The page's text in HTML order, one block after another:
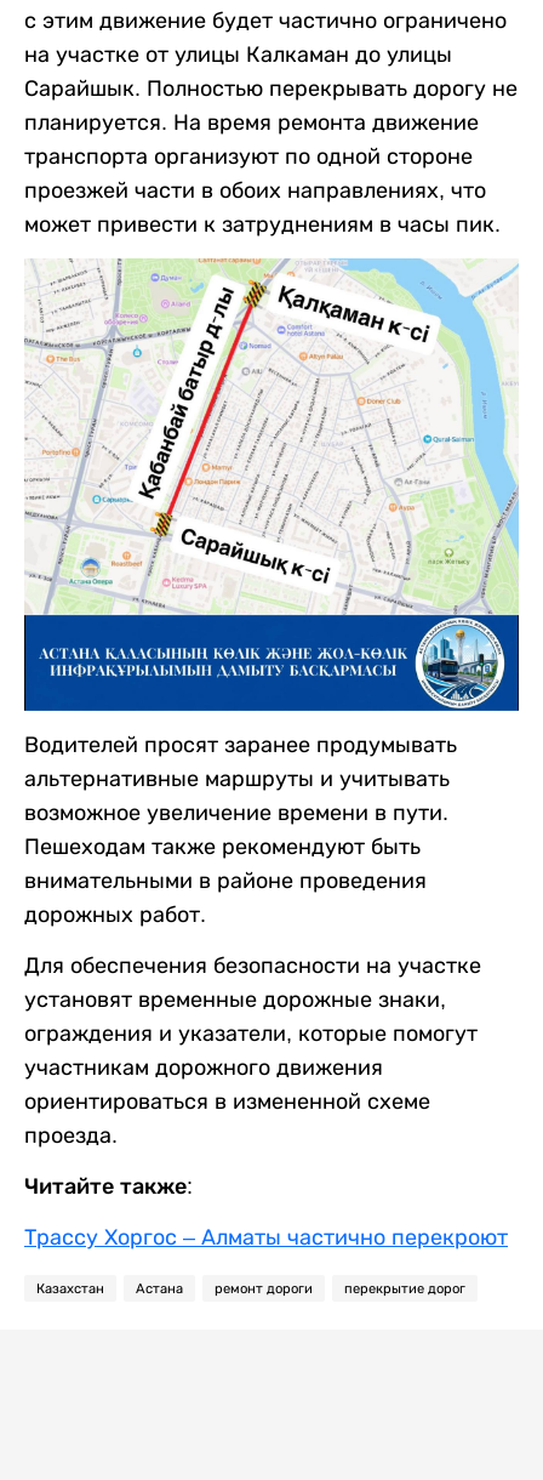
с этим движение будет частично ограничено
на участке от улицы Калкаман до улицы
Сарайшык. Полностью перекрывать дорогу не
планируется. На время ремонта движение
транспорта организуют по одной стороне
проезжей части в обоих направлениях, что
может привести к затруднениям в часы пик.
Водителей просят заранее продумывать
альтернативные маршруты и учитывать
возможное увеличение времени в пути.
Пешеходам также рекомендуют быть
внимательными в районе проведения
дорожных работ.
Для обеспечения безопасности на участке
установят временные дорожные знаки,
ограждения и указатели, которые помогут
участникам дорожного движения
ориентироваться в измененной схеме
проезда.
Читайте также:
Трассу Хоргос – Алматы частично перекроют
Казахстан Астана ремонт дороги перекрытие дорог